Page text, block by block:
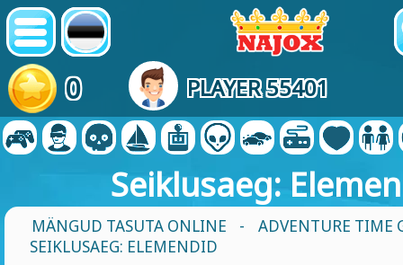
0 PLAYER 55401
Seiklusaeg:
MÄNGUD TASUTA ONLINE -
ADVENTURE TIME
SEIKLUSAEG: ELEMENDID